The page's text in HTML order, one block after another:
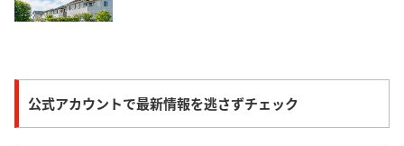
公式アカウントで最新情報を逃さずチェック